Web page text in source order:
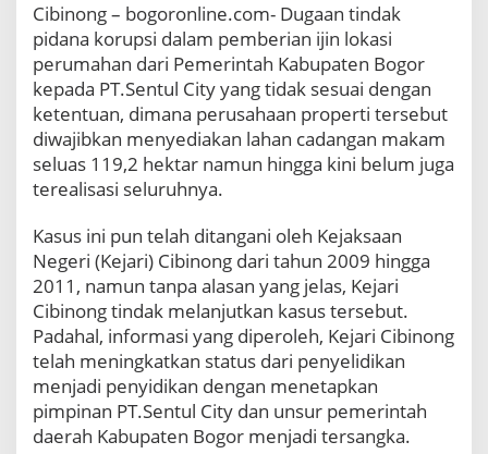
L
a
h
n
C
a
d
a
n
M
a
a
m
S
e
n
Cibinong – bogoronline.com- Dugaan tindak
pidana korupsi dalam pemberian ijin lokasi
perumahan dari Pemerintah Kabupaten Bogor
kepada PT.Sentul City yang tidak sesuai dengan
ketentuan, dimana perusahaan properti tersebut
diwajibkan menyediakan lahan cadangan makam
seluas 119,2 hektar namun hingga kini belum juga
terealisasi seluruhnya.
Kasus ini pun telah ditangani oleh Kejaksaan
Negeri (Kejari) Cibinong dari tahun 2009 hingga
2011, namun tanpa alasan yang jelas, Kejari
Cibinong tindak melanjutkan kasus tersebut.
Padahal, informasi yang diperoleh, Kejari Cibinong
telah meningkatkan status dari penyelidikan
menjadi penyidikan dengan menetapkan
pimpinan PT.Sentul City dan unsur pemerintah
daerah Kabupaten Bogor menjadi tersangka.